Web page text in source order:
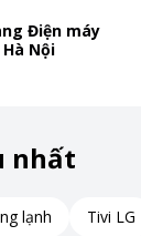
Điện máy
Nội
nhất
lạnh Tivi LG